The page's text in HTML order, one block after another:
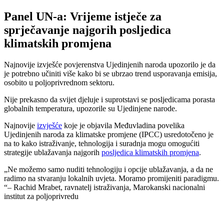
Panel UN-a: Vrijeme istječe za
sprječavanje najgorih posljedica
klimatskih promjena
Najnovije izvješće povjerenstva Ujedinjenih naroda upozorilo je da
je potrebno učiniti više kako bi se ubrzao trend usporavanja emisija,
osobito u poljoprivrednom sektoru.
Nije prekasno da svijet djeluje i suprotstavi se posljedicama porasta
globalnih temperatura, upozorile su Ujedinjene narode.
Najnovije izvješće koje je objavila Međuvladina povelika
Ujedinjenih naroda za klimatske promjene (IPCC) usredotočeno je
na to kako istraživanje, tehnologija i suradnja mogu omogućiti
strategije ublažavanja najgorih posljedica klimatskih promjena.
Ne možemo samo nuditi tehnologiju i opcije ublažavanja, a da ne
radimo na stvaranju lokalnih uvjeta. Moramo promijeniti paradigmu.
– Rachid Mrabet, ravnatelj istraživanja, Marokanski nacionalni
institut za poljoprivredu